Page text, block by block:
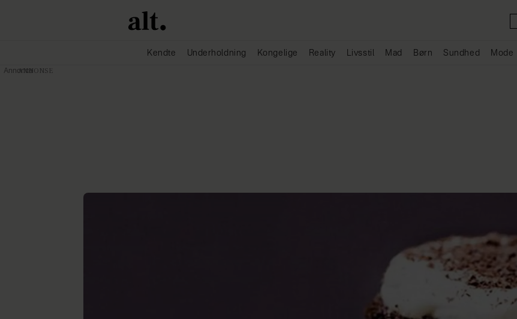
Kendte Underholdning Kongelige Reality Livsstil Mad Børn Sundhed Mode
Annonce